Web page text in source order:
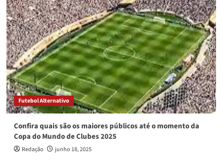
Futebol Alternativo
Confira quais são os maiores públicos até o momento da
Copa do Mundo de Clubes 2025
Redação junho 18, 2025